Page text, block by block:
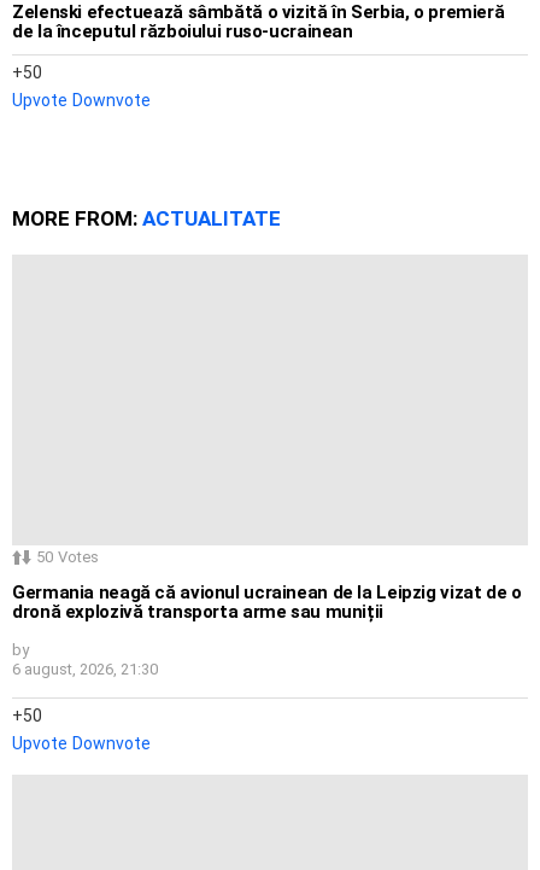
Zelenski efectuează sâmbătă o vizită în Serbia, o premieră
de la începutul războiului ruso-ucrainean
50
Upvote Downvote
MORE FROM: ACTUALITATE
50 Votes
Germania neagă că avionul ucrainean de la Leipzig vizat de o
dronă explozivă transporta arme sau muniții
by
6 august, 2026, 21:30
50
Upvote Downvote